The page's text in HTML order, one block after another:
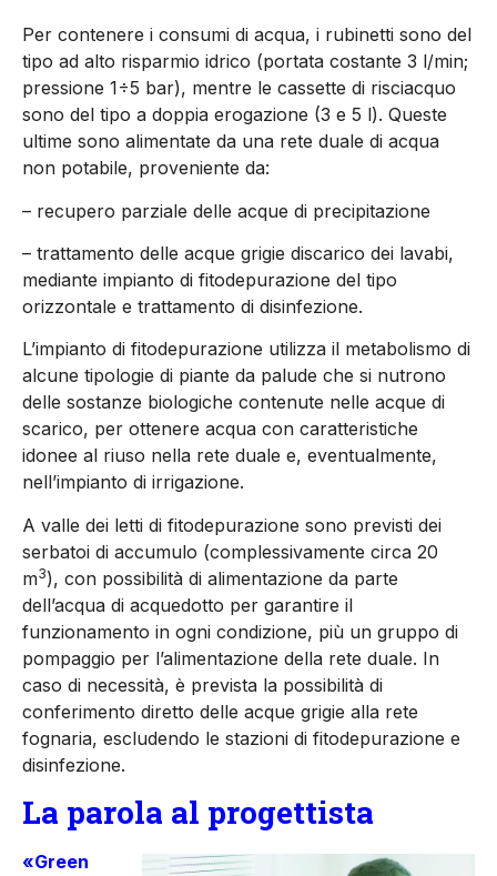
Per contenere i consumi di acqua, i rubinetti sono del
tipo ad alto risparmio idrico (portata costante 3 l/min;
pressione 1÷5 bar), mentre le cassette di risciacquo
sono del tipo a doppia erogazione (3 e 5 l). Queste
ultime sono alimentate da una rete duale di acqua
non potabile, proveniente da:
– recupero parziale delle acque di precipitazione
– trattamento delle acque grigie discarico dei lavabi,
mediante impianto di fitodepurazione del tipo
orizzontale e trattamento di disinfezione.
L’impianto di fitodepurazione utilizza il metabolismo di
alcune tipologie di piante da palude che si nutrono
delle sostanze biologiche contenute nelle acque di
scarico, per ottenere acqua con caratteristiche
idonee al riuso nella rete duale e, eventualmente,
nell’impianto di irrigazione.
A valle dei letti di fitodepurazione sono previsti dei
serbatoi di accumulo (complessivamente circa 20
m3), con possibilità di alimentazione da parte
dell’acqua di acquedotto per garantire il
funzionamento in ogni condizione, più un gruppo di
pompaggio per l’alimentazione della rete duale. In
caso di necessità, è prevista la possibilità di
conferimento diretto delle acque grigie alla rete
fognaria, escludendo le stazioni di fitodepurazione e
disinfezione.
La parola al progettista
«Green